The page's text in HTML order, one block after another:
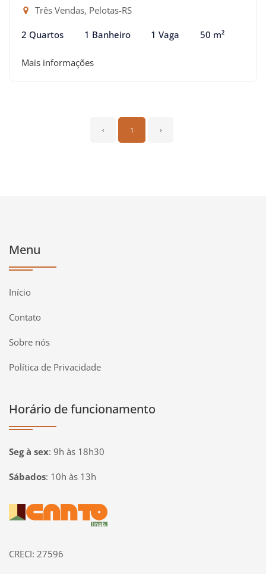
Três Vendas, Pelotas-RS
2 Quartos 1 Banheiro 1 Vaga 50 m²
Mais informações
‹ 1 ›
Menu
Início
Contato
Sobre nós
Política de Privacidade
Horário de funcionamento
Seg à sex: 9h às 18h30
Sábados: 10h às 13h
Página inicial
CRECI: 27596